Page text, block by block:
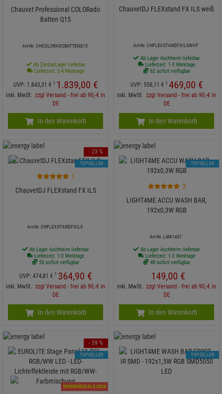
Chauvet Professional COLORado
Batten Q15
Art-Nr. CHCOLORADOBATTENQ15
Ab ZentralLager lieferbar
Lieferzeit: 2-4 Werktage
UVP: 1.843,31 € 1 1.839,00 €
inkl. MwSt. zzgl Versand - frei ab 90,-€ in
DE
In den Warenkorb
ChauvetDJ FLEXstand FX ILS weiß
Art-Nr. CHFLEXSTANDFXILSWHT
Ab Lager Aschheim lieferbar
Lieferzeit: 1-3 Werktage
62 sofort verfügbar
UVP: 558,11 € 1 469,00 €
inkl. MwSt. zzgl Versand - frei ab 90,-€ in
DE
In den Warenkorb
1
ChauvetDJ FLEXstand FX ILS
Art-Nr. CHFLEXSTANDFXILS
Ab Lager Aschheim lieferbar
Lieferzeit: 1-3 Werktage
55 sofort verfügbar
UVP: 474,81 € 1 364,90 €
inkl. MwSt. zzgl Versand - frei ab 90,-€ in
DE
- 23 %
TOPSELLER
In den Warenkorb
3
LIGHT4ME ACCU WASH BAR,
192x0,3W RGB
Art-Nr. L4M1437
Ab Lager Aschheim lieferbar
Lieferzeit: 1-3 Werktage
48 sofort verfügbar
149,00 €
inkl. MwSt. zzgl Versand - frei ab 90,-€ in
DE
TOPSELLER
In den Warenkorb
SOMMERDEALS 2026
- 59 %
TOPSELLER TOPSELLER